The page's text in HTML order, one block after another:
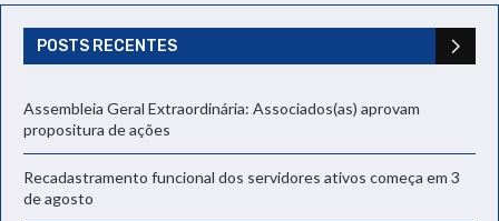
POSTS RECENTES
Assembleia Geral Extraordinária: Associados(as) aprovam
propositura de ações
Recadastramento funcional dos servidores ativos começa em 3
de agosto